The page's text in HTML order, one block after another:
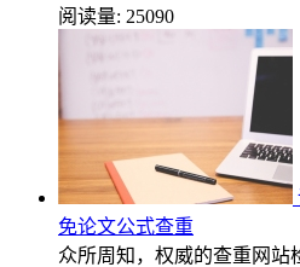
阅读量: 25090
免论文公式查重
众所周知，权威的查重网站